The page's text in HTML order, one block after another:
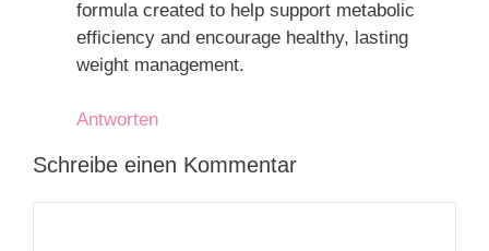
formula created to help support metabolic
efficiency and encourage healthy, lasting
weight management.
Antworten
Schreibe einen Kommentar